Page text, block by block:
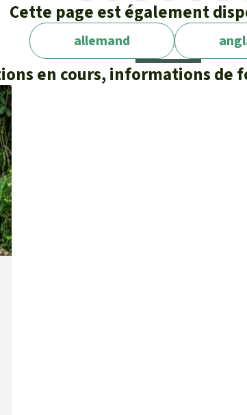
Cette page est également
allemand
en cours, informations de